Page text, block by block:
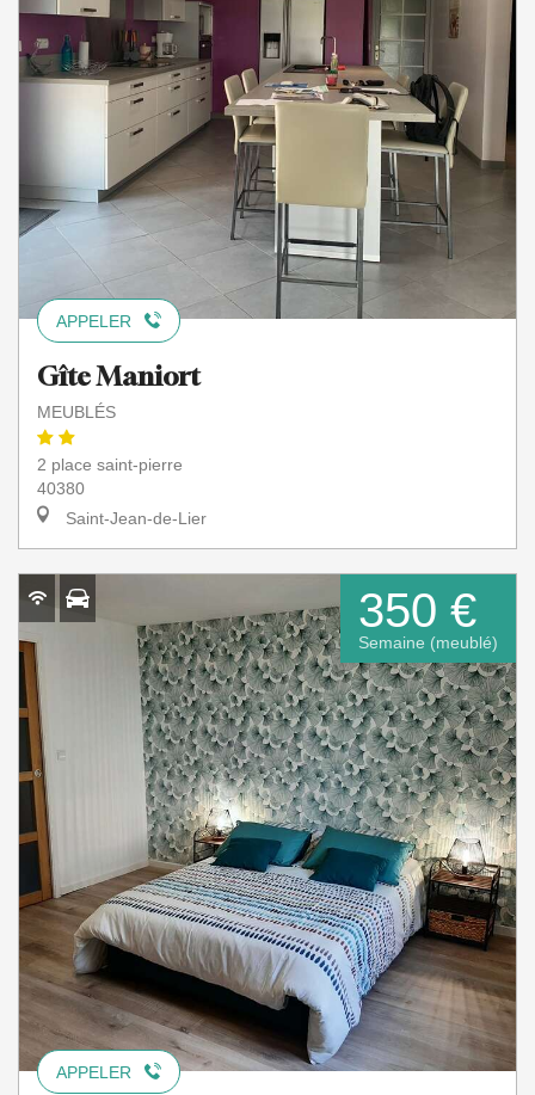
APPELER
Gîte Maniort
MEUBLÉS
2 place saint-pierre
40380
Saint-Jean-de-Lier
350 €
Semaine (meublé)
APPELER